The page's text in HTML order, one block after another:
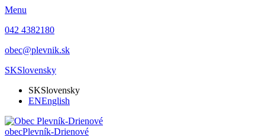
Menu
042 4382180
obec@plevnik.sk
SKSlovensky
SKSlovensky
ENEnglish
obecPlevník-Drienové